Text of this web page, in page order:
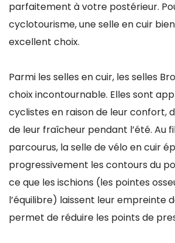
parfaitement à votre postérieur.
cyclotourisme, une selle en cuir
excellent choix.
Parmi les selles en cuir, les selles
choix incontournable. Elles sont
cyclistes en raison de leur confort,
de leur fraîcheur pendant l’été. Au
parcourus, la selle de vélo en cuir
progressivement les contours du
ce que les ischions (les pointes
l’équilibre) laissent leur empreinte
permet de réduire les points de